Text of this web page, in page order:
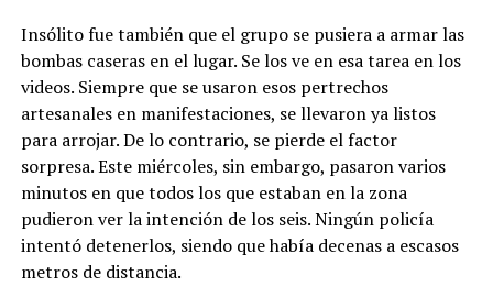
Insólito fue también que el grupo se pusiera a armar las
bombas caseras en el lugar. Se los ve en esa tarea en los
videos. Siempre que se usaron esos pertrechos
artesanales en manifestaciones, se llevaron ya listos
para arrojar. De lo contrario, se pierde el factor
sorpresa. Este miércoles, sin embargo, pasaron varios
minutos en que todos los que estaban en la zona
pudieron ver la intención de los seis. Ningún policía
intentó detenerlos, siendo que había decenas a escasos
metros de distancia.